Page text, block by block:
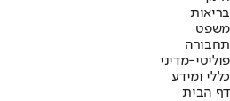
בריאות
משפט
תחבורה
פוליטי-מדיני
כללי ומידע
דף הבית